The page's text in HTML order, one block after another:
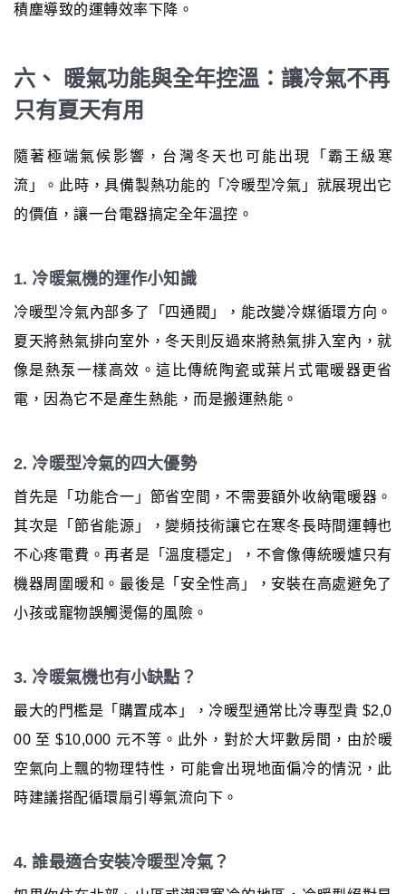
積塵導致的運轉效率下降。
六、 暖氣功能與全年控溫：讓冷氣不再
只有夏天有用
隨著極端氣候影響，台灣冬天也可能出現「霸王級寒
流」。此時，具備製熱功能的「冷暖型冷氣」就展現出它
的價值，讓一台電器搞定全年溫控。
1. 冷暖氣機的運作小知識
冷暖型冷氣內部多了「四通閥」，能改變冷媒循環方向。
夏天將熱氣排向室外，冬天則反過來將熱氣排入室內，就
像是熱泵一樣高效。這比傳統陶瓷或葉片式電暖器更省
電，因為它不是產生熱能，而是搬運熱能。
2. 冷暖型冷氣的四大優勢
首先是「功能合一」節省空間，不需要額外收納電暖器。
其次是「節省能源」，變頻技術讓它在寒冬長時間運轉也
不心疼電費。再者是「溫度穩定」，不會像傳統暖爐只有
機器周圍暖和。最後是「安全性高」，安裝在高處避免了
小孩或寵物誤觸燙傷的風險。
3. 冷暖氣機也有小缺點？
最大的門檻是「購置成本」，冷暖型通常比冷專型貴 $2,0
00 至 $10,000 元不等。此外，對於大坪數房間，由於暖
空氣向上飄的物理特性，可能會出現地面偏冷的情況，此
時建議搭配循環扇引導氣流向下。
4. 誰最適合安裝冷暖型冷氣？